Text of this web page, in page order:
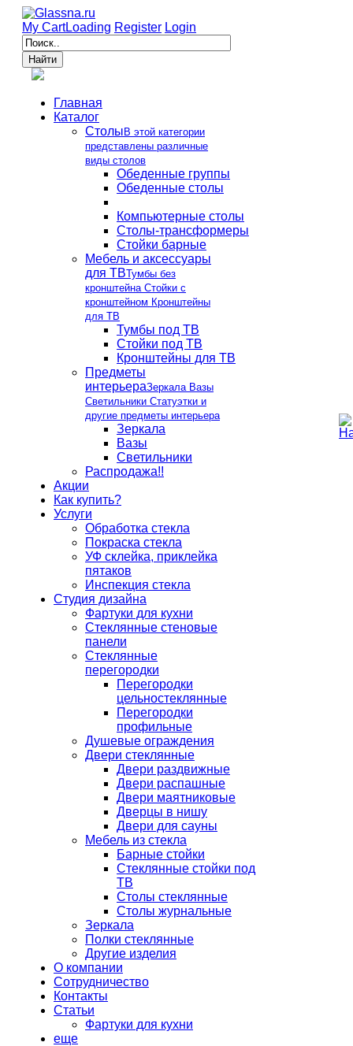
My CartLoading Register Login
Главная
Каталог
Столы В этой категории
представлены различные
виды столов
Обеденные группы
Обеденные столы
Компьютерные столы
Столы-трансформеры
Стойки барные
Мебель и аксессуары
для ТВТумбы без
кронштейна Стойки с
кронштейном Кронштейны
для ТВ
Тумбы под ТВ
Стойки под ТВ
Кронштейны для ТВ
Предметы
интерьераЗеркала Вазы
Светильники Статуэтки и
другие предметы интерьера
Зеркала
Вазы
Светильники
Распродажа!!
Акции
Как купить?
Услуги
Обработка стекла
Покраска стекла
УФ склейка, приклейка
пятаков
Инспекция стекла
Студия дизайна
Фартуки для кухни
Стеклянные стеновые
панели
Стеклянные
перегородки
Перегородки
цельностеклянные
Перегородки
профильные
Душевые ограждения
Двери стеклянные
Двери раздвижные
Двери распашные
Двери маятниковые
Дверцы в нишу
Двери для сауны
Мебель из стекла
Барные стойки
Стеклянные стойки под
ТВ
Столы стеклянные
Столы журнальные
Зеркала
Полки стеклянные
Другие изделия
О компании
Сотрудничество
Контакты
Статьи
Фартуки для кухни
еще